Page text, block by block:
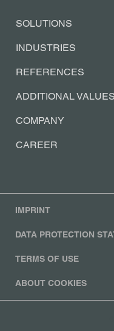
SOLUTIONS
INDUSTRIES
REFERENCES
ADDITIONAL VALUES
COMPANY
CAREER
IMPRINT
DATA PROTECTION
TERMS OF USE
ABOUT COOKIES